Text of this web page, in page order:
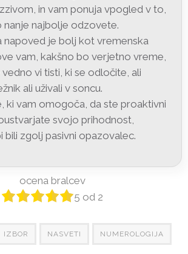
in vam ponuja vpogled v to,
nanje najbolje odzovete.
napoved je bolj kot vremenska
vam, kakšno bo verjetno vreme,
vi tisti, ki se odločite, ali
ali uživali v soncu.
ki vam omogoča, da ste proaktivni
svojo prihodnost,
bili zgolj pasivni opazovalec.
ocena bralcev
5 od 2
IZBOR NASVETI NUMEROLOGIJA